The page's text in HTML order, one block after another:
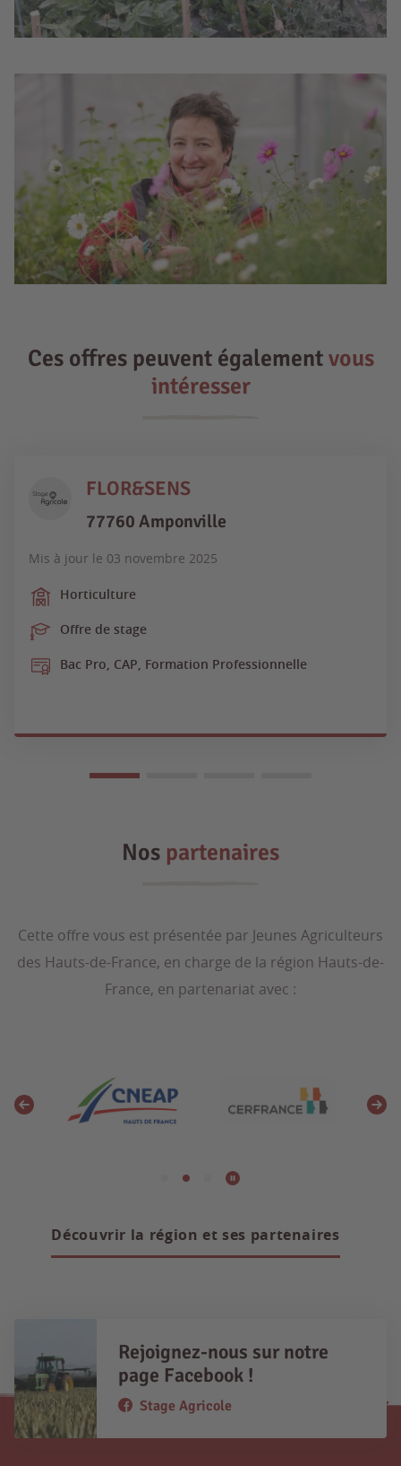
Ces offres peuvent égalementvous
intéresser
FLOR&SENS
77760 Amponville
Mis à jour le 03 novembre 2025
Horticulture
Offre de stage
Bac Pro, CAP, Formation Professionnelle
Nos partenaires
Cette offre vous est présentée par Jeunes Agriculteurs
des Hauts-de-France, en charge de la région Hauts-de-
France, en partenariat avec :
Découvrir la région et ses partenaires
Rejoignez-nous sur notre
page Facebook !
Stage Agricole